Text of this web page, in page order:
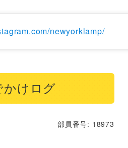
newyorklamp/
かけログ
部員番号: 18973